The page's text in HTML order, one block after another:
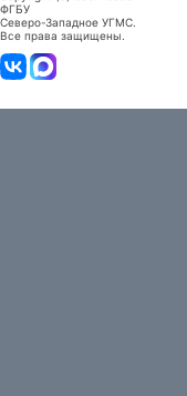
ФГБУ
Северо-Западное УГМС.
Все права защищены.